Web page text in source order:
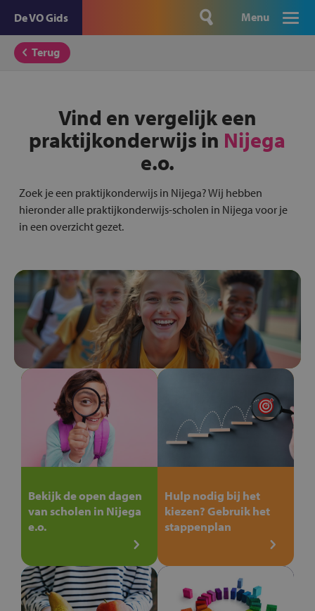
De VO Gids Menu
Terug
Vind en vergelijk een
praktijkonderwijs in Nijega
e.o.
Zoek je een praktijkonderwijs in Nijega? Wij hebben
hieronder alle praktijkonderwijs-scholen in Nijega voor je
in een overzicht gezet.
Bekijk de open dagen
van scholen in Nijega
e.o.
Hulp nodig bij het
kiezen? Gebruik het
stappenplan